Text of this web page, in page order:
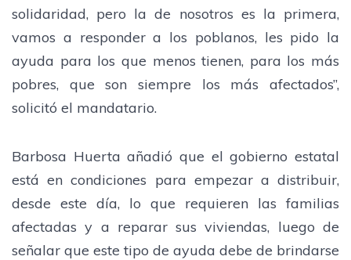
solidaridad, pero la de nosotros es la primera,
vamos a responder a los poblanos, les pido la
ayuda para los que menos tienen, para los más
pobres, que son siempre los más afectados”,
solicitó el mandatario.
Barbosa Huerta añadió que el gobierno estatal
está en condiciones para empezar a distribuir,
desde este día, lo que requieren las familias
afectadas y a reparar sus viviendas, luego de
señalar que este tipo de ayuda debe de brindarse